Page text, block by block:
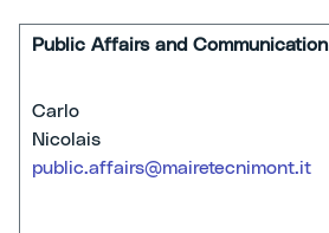
Public Affairs and Communication
Carlo
Nicolais
public.affairs@mairetecnimont.it